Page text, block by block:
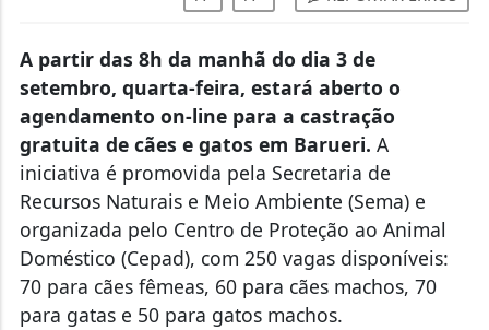
A partir das 8h da manhã do dia 3 de
setembro, quarta-feira, estará aberto o
agendamento on-line para a castração
gratuita de cães e gatos em Barueri. A
iniciativa é promovida pela Secretaria de
Recursos Naturais e Meio Ambiente (Sema) e
organizada pelo Centro de Proteção ao Animal
Doméstico (Cepad), com 250 vagas disponíveis:
70 para cães fêmeas, 60 para cães machos, 70
para gatas e 50 para gatos machos.